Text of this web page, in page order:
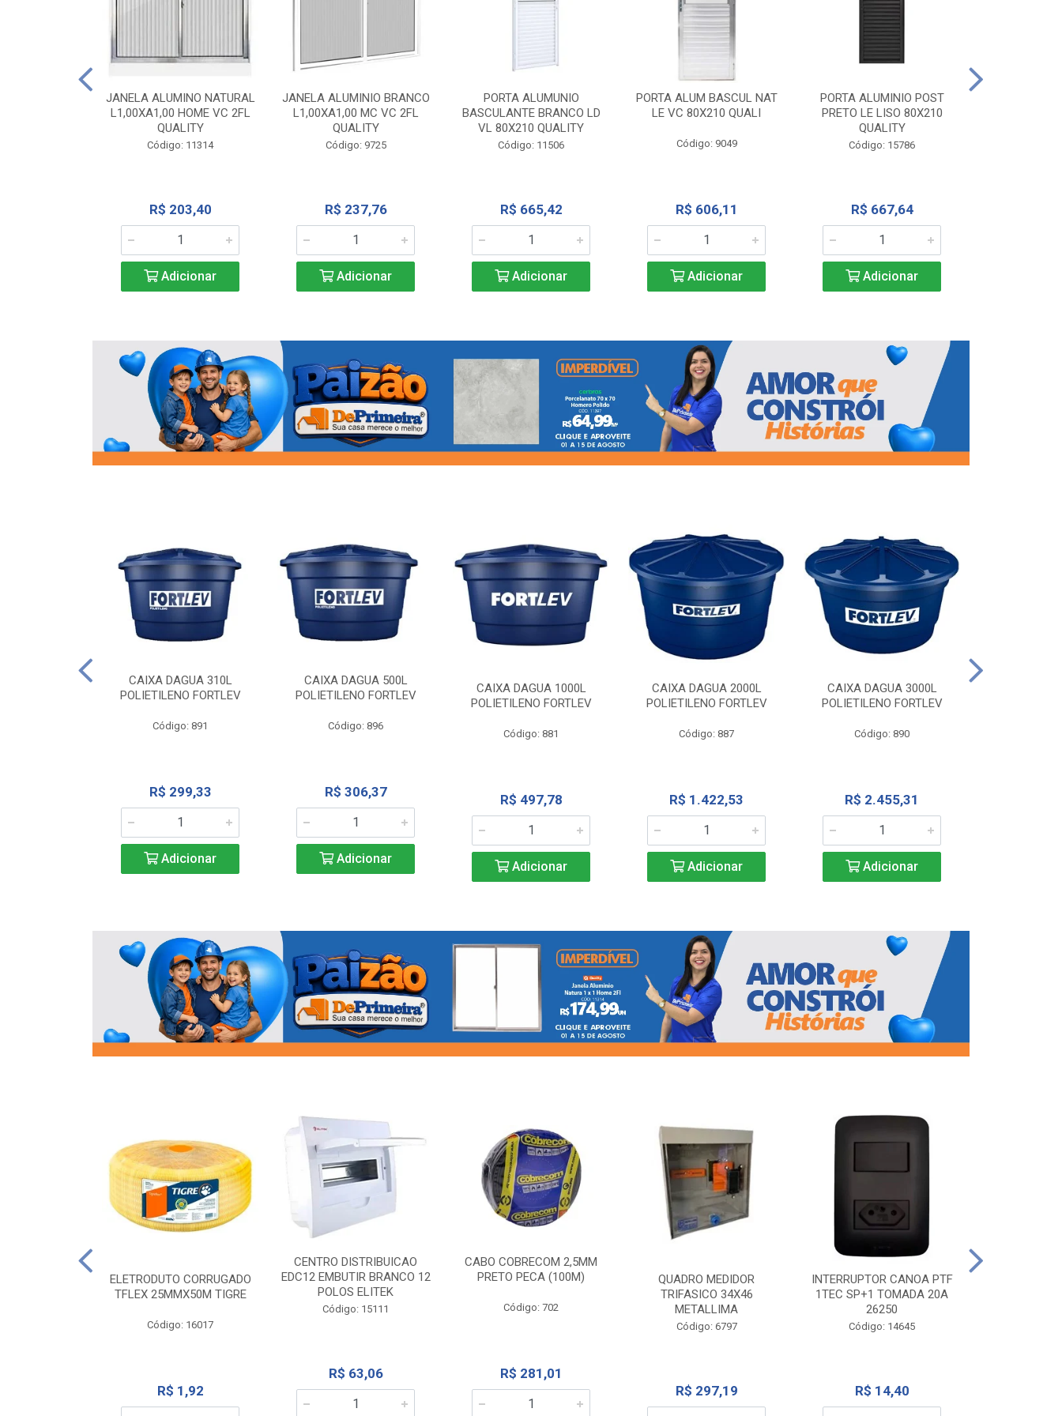
JANELA ALUMINO NATURAL
L1,00XA1,00 HOME VC 2FL
QUALITY
Código: 11314
R$ 203,40
Adicionar
JANELA ALUMINIO BRANCO
L1,00XA1,00 MC VC 2FL
QUALITY
Código: 9725
R$ 237,76
Adicionar
PORTA ALUMUNIO
BASCULANTE BRANCO LD
VL 80X210 QUALITY
Código: 11506
R$ 665,42
Adicionar
PORTA ALUM BASCUL NAT
LE VC 80X210 QUALI
Código: 9049
R$ 606,11
Adicionar
PORTA ALUMINIO POST
PRETO LE LISO 80X210
QUALITY
Código: 15786
R$ 667,64
Adicionar
CAIXA DAGUA 310L
POLIETILENO FORTLEV
Código: 891
R$ 299,33
Adicionar
CAIXA DAGUA 500L
POLIETILENO FORTLEV
Código: 896
R$ 306,37
Adicionar
CAIXA DAGUA 1000L
POLIETILENO FORTLEV
Código: 881
R$ 497,78
Adicionar
CAIXA DAGUA 2000L
POLIETILENO FORTLEV
Código: 887
R$ 1.422,53
Adicionar
CAIXA DAGUA 3000L
POLIETILENO FORTLEV
Código: 890
R$ 2.455,31
Adicionar
ELETRODUTO CORRUGADO
TFLEX 25MMX50M TIGRE
Código: 16017
R$ 1,92
CENTRO DISTRIBUICAO
EDC12 EMBUTIR BRANCO 12
POLOS ELITEK
Código: 15111
R$ 63,06
CABO COBRECOM 2,5MM
PRETO PECA (100M)
Código: 702
R$ 281,01
QUADRO MEDIDOR
TRIFASICO 34X46
METALLIMA
Código: 6797
R$ 297,19
INTERRUPTOR CANOA PTF
1TEC SP+1 TOMADA 20A
26250
Código: 14645
R$ 14,40